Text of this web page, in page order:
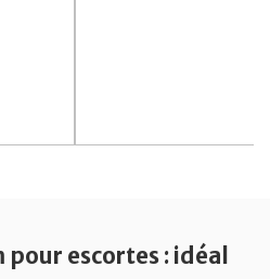
escortes : idéal